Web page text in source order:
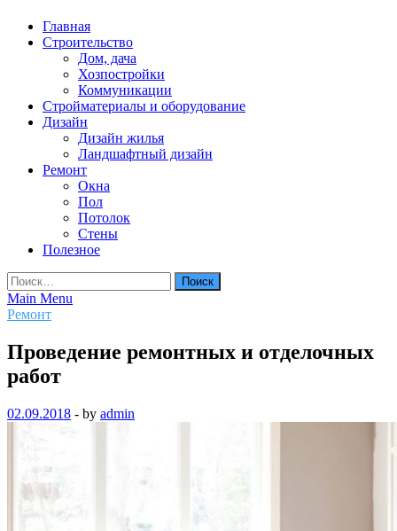
Главная
Строительство
Дом, дача
Хозпостройки
Коммуникации
Стройматериалы и оборудование
Дизайн
Дизайн жилья
Ландшафтный дизайн
Ремонт
Окна
Пол
Потолок
Стены
Полезное
Найти:
Main Menu
Ремонт
Проведение ремонтных и отделочных
работ
02.09.2018 - by admin